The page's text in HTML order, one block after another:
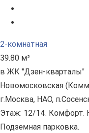
2-комнатная
39.80 м²
в ЖК "Дзен-кварталы"
Новомосковская
г.Москва, НАО,
Этаж: 12/14. Комфорт.
Подземная парковка.